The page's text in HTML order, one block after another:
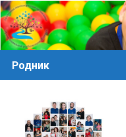
Перейти
к
контенту
Родник